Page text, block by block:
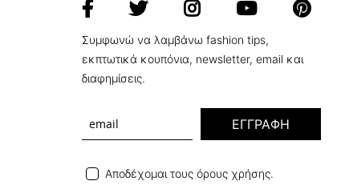
Συμφωνώ να λαμβάνω fashion tips,
εκπτωτικά κουπόνια, newsletter, email και
διαφημίσεις.
ΕΓΓΡΑΦΗ
Αποδέχομαι τους όρους χρήσης.